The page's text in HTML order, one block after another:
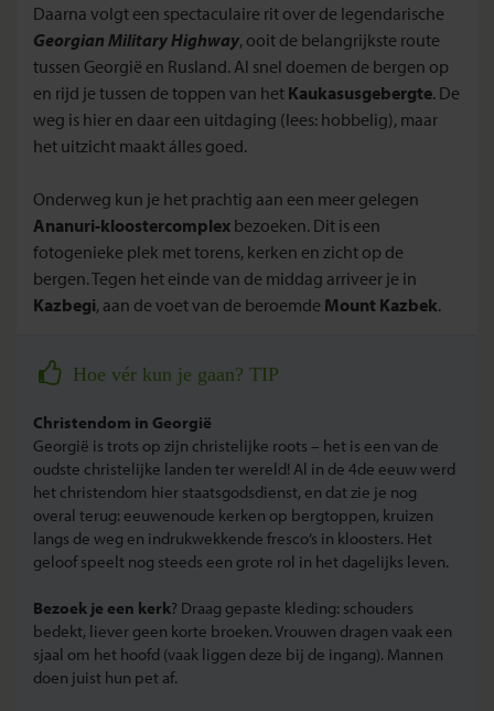
Daarna volgt een spectaculaire rit over de legendarische
Georgian Military Highway, ooit de belangrijkste route
tussen Georgië en Rusland. Al snel doemen de bergen op
en rijd je tussen de toppen van het Kaukasusgebergte. De
weg is hier en daar een uitdaging (lees: hobbelig), maar
het uitzicht maakt álles goed.
Onderweg kun je het prachtig aan een meer gelegen
Ananuri-kloostercomplex bezoeken. Dit is een
fotogenieke plek met torens, kerken en zicht op de
bergen. Tegen het einde van de middag arriveer je in
Kazbegi, aan de voet van de beroemde Mount Kazbek.
Hoe vér kun je gaan? TIP
Christendom in Georgië
Georgië is trots op zijn christelijke roots – het is een van de
oudste christelijke landen ter wereld! Al in de 4de eeuw werd
het christendom hier staatsgodsdienst, en dat zie je nog
overal terug: eeuwenoude kerken op bergtoppen, kruizen
langs de weg en indrukwekkende fresco’s in kloosters. Het
geloof speelt nog steeds een grote rol in het dagelijks leven.
Bezoek je een kerk? Draag gepaste kleding: schouders
bedekt, liever geen korte broeken. Vrouwen dragen vaak een
sjaal om het hoofd (vaak liggen deze bij de ingang). Mannen
doen juist hun pet af.